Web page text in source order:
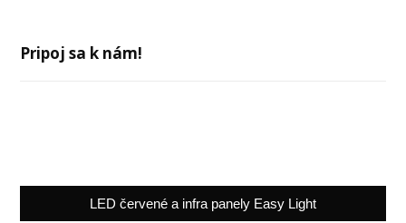
Pripoj sa k nám!
LED červené a infra panely Easy Light